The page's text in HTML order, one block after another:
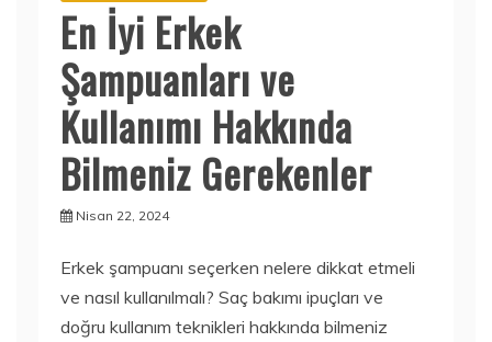
En İyi Erkek
Şampuanları ve
Kullanımı Hakkında
Bilmeniz Gerekenler
Nisan 22, 2024
Erkek şampuanı seçerken nelere dikkat etmeli
ve nasıl kullanılmalı? Saç bakımı ipuçları ve
doğru kullanım teknikleri hakkında bilmeniz